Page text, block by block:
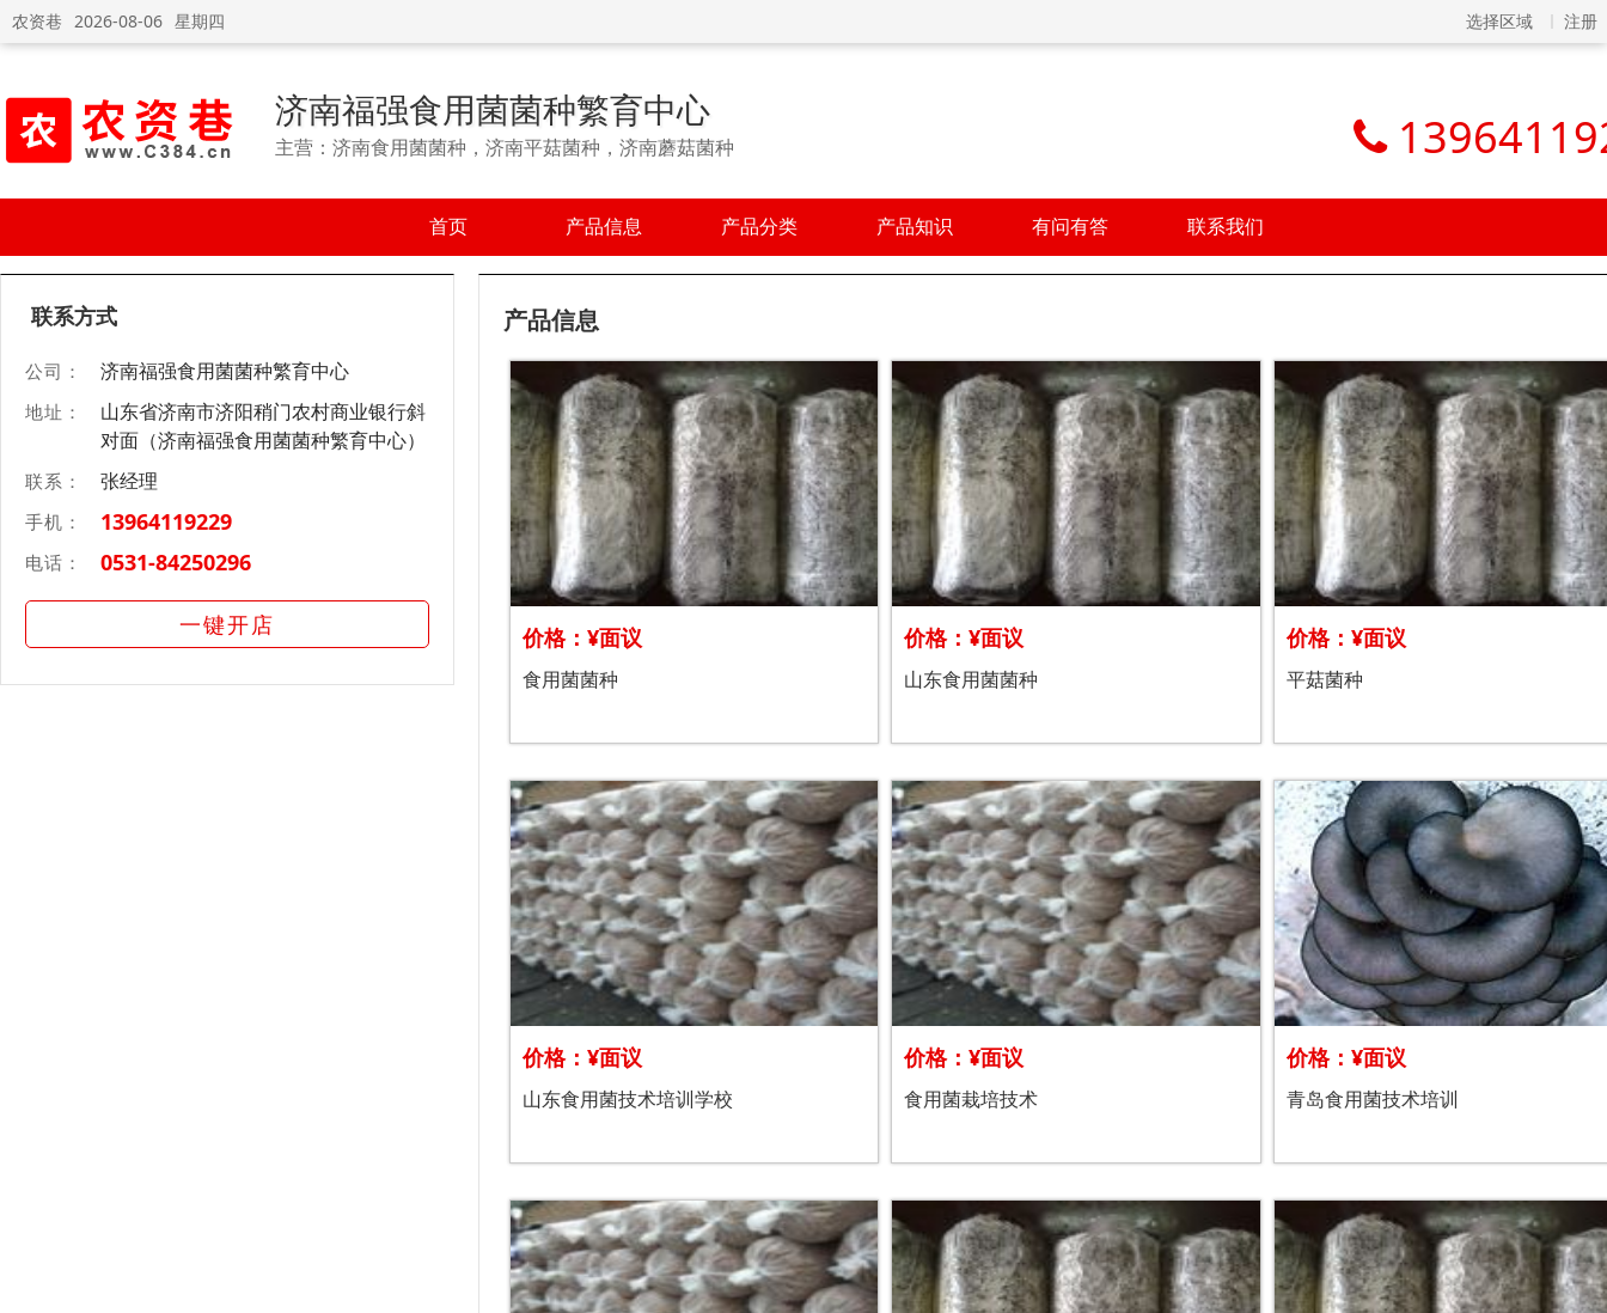
农资巷 2026-08-06 星期四 选择区域 注册
济南福强食用菌菌种繁育中心
主营：济南食用菌菌种，济南平菇菌种，济南蘑菇菌种
首页 产品信息 产品分类 产品知识 有问有答 联系我们
联系方式
公司： 济南福强食用菌菌种繁育中心
地址：
山东省济南市济阳稍门农村商业银行斜
对面（济南福强食用菌菌种繁育中心）
联系： 张经理
手机： 13964119229
电话： 0531-84250296
一键开店
产品信息
价格：¥面议
食用菌菌种
价格：¥面议
山东食用菌菌种
价格：¥面议
平菇菌种
价格：¥面议
山东食用菌技术培训学校
价格：¥面议
食用菌栽培技术
价格：¥面议
青岛食用菌技术培训